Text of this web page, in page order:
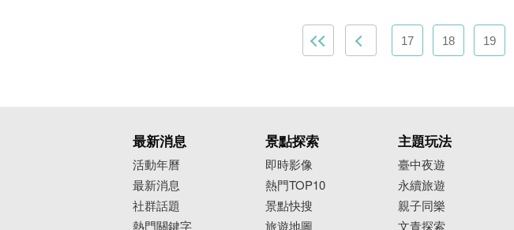
17 18 19
最新消息
活動年曆
最新消息
社群話題
熱門關鍵字
景點探索
即時影像
熱門TOP10
景點快搜
旅遊地圖
主題玩法
臺中夜遊
永續旅遊
親子同樂
文青探索